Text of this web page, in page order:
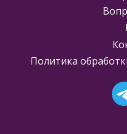
Политика